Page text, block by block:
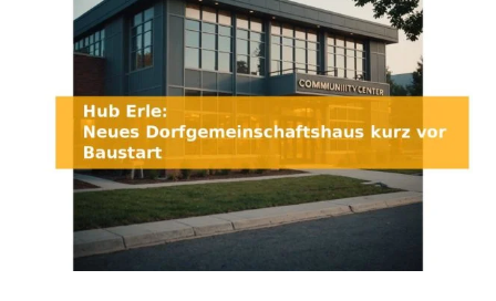
Hub Erle: Neues Dorfgemeinschaftshaus kurz vor
Baustart